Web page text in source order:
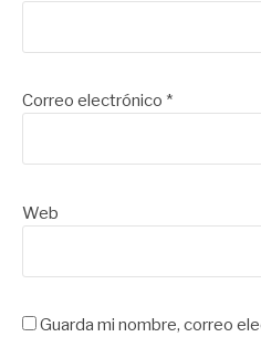
Correo electrónico *
Web
Guarda mi nombre, correo